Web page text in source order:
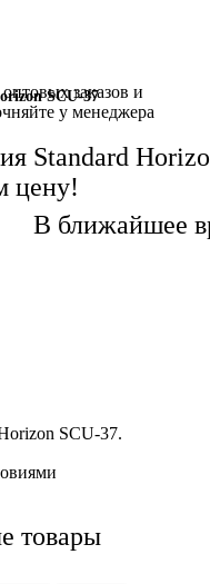
SCU-37
Standard
цену!
товары
В ближайшее
заказов и
у менеджера
SCU-37.